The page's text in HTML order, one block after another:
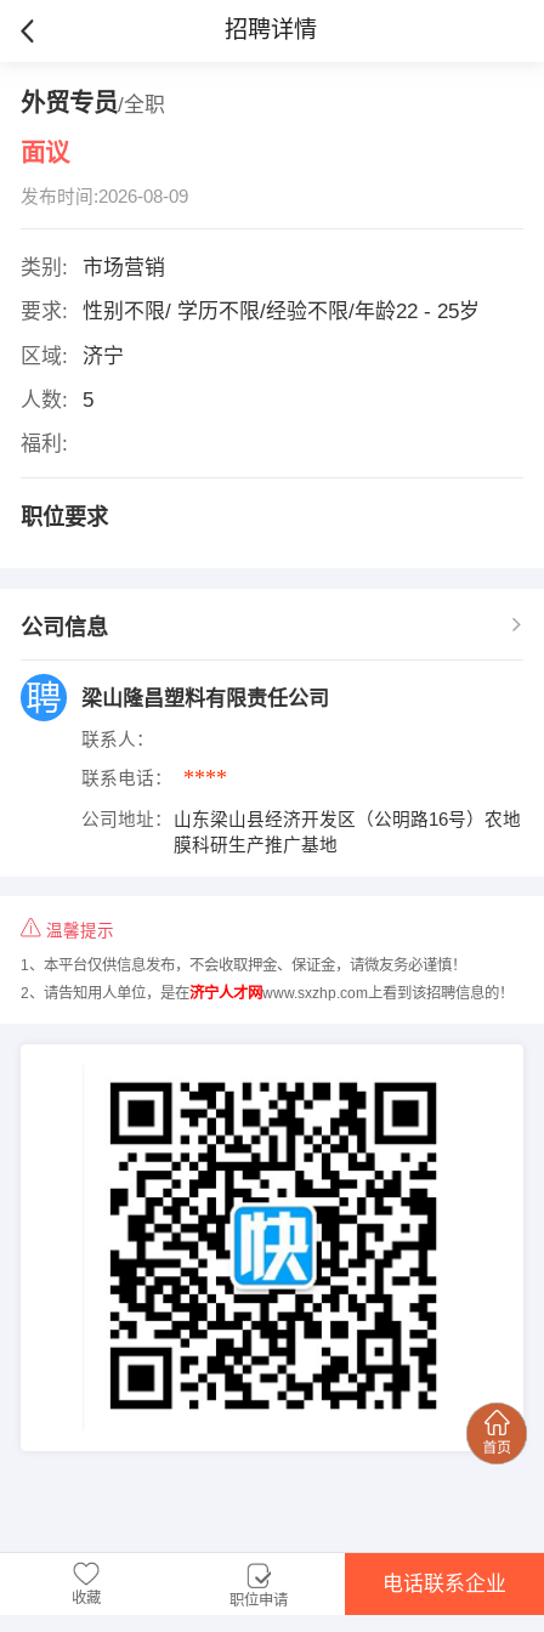
招聘详情
外贸专员/全职
面议
发布时间:2026-08-09
类别:
市场营销
要求:
性别不限/ 学历不限/经验不限/年龄22 - 25岁
区域:
济宁
人数:
5
福利:
职位要求
公司信息
梁山隆昌塑料有限责任公司
联系人：
联系电话： ****
公司地址：
山东梁山县经济开发区（公明路16号）农地
膜科研生产推广基地
温馨提示
1、本平台仅供信息发布，不会收取押金、保证金，请微友务必谨慎！
2、请告知用人单位，是在济宁人才网www.sxzhp.com上看到该招聘信息的！
收藏 职位申请
电话联系企业